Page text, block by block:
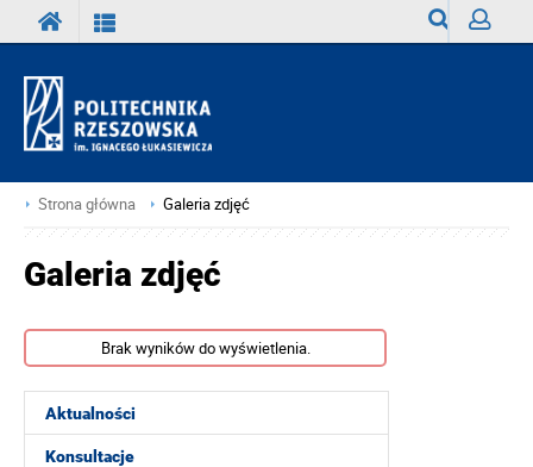
Strona główna Galeria zdjęć
Aktualności
Konsultacje
Galeria zdjęć
Brak wyników do wyświetlenia.